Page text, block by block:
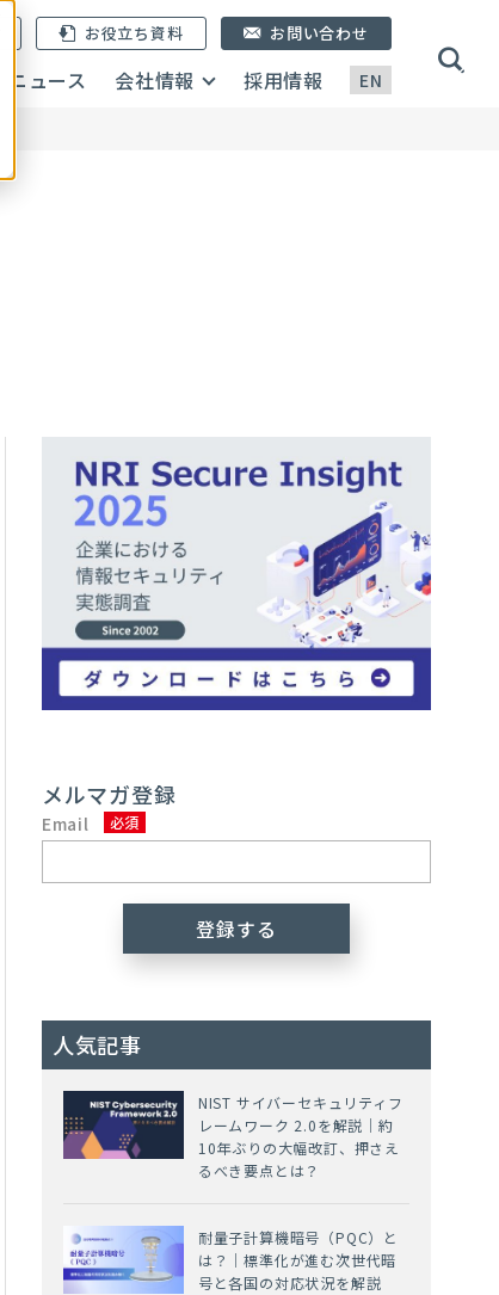
EN
お役立ち資料
ニュース 会社情報 採用情報
お問い合わせ
メルマガ登録
Email
人気記事
NIST サイバーセキュリティフ
レームワーク 2.0を解説｜約
10年ぶりの大幅改訂、押さえ
るべき要点とは？
耐量子計算機暗号（PQC）と
は？｜標準化が進む次世代暗
号と各国の対応状況を解説